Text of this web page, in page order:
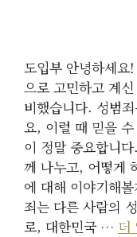
도입부 안녕하세요
으로 고민하고 계
비했습니다. 성범
요, 이럴 때 믿을
이 정말 중요합니
께 나누고, 어떻게
에 대해 이야기해
죄는 다른 사람의
로, 대한민국 … 더